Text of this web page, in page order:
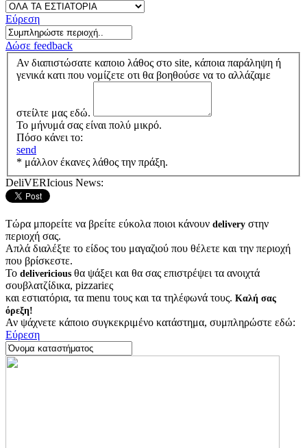
Εύρεση
Δώσε feedback
Αν διαπιστώσατε καποιο λάθος στο site, κάποια παράληψη ή
γενικά κατι που νομίζετε οτι θα βοηθούσε να το αλλάζαμε
στείλτε μας εδώ.
Το μήνυμά σας είναι πολύ μικρό.
Πόσο κάνει το:
send
* μάλλον έκανες λάθος την πράξη.
DeliVERIcious News:
Τώρα μπορείτε να βρείτε εύκολα ποιοι κάνουν delivery στην
περιοχή σας.
Απλά διαλέξτε το είδος του μαγαζιού που θέλετε και την περιοχή
που βρίσκεστε.
Το delivericious θα ψάξει και θα σας επιστρέψει τα ανοιχτά
σουβλατζίδικα, pizzariες
και εστιατόρια, τα menu τους και τα τηλέφωνά τους. Καλή σας
όρεξη!
Αν ψάχνετε κάποιο συγκεκριμένο κατάστημα, συμπληρώστε εδώ:
Εύρεση